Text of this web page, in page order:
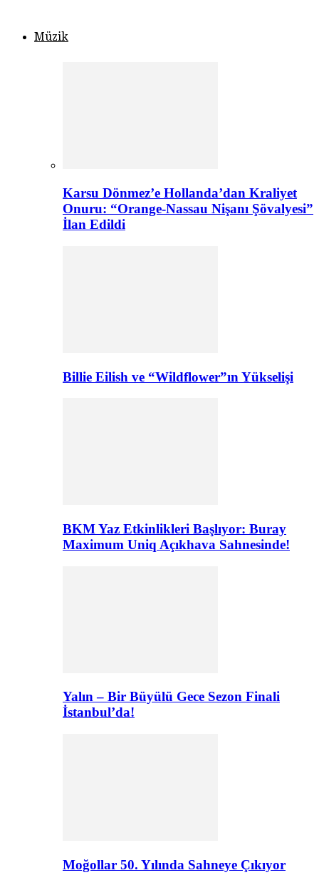
Müzik
Karsu Dönmez’e Hollanda’dan Kraliyet
Onuru: “Orange-Nassau Nişanı Şövalyesi”
İlan Edildi
Billie Eilish ve “Wildflower”ın Yükselişi
BKM Yaz Etkinlikleri Başlıyor: Buray
Maximum Uniq Açıkhava Sahnesinde!
Yalın – Bir Büyülü Gece Sezon Finali
İstanbul’da!
Moğollar 50. Yılında Sahneye Çıkıyor